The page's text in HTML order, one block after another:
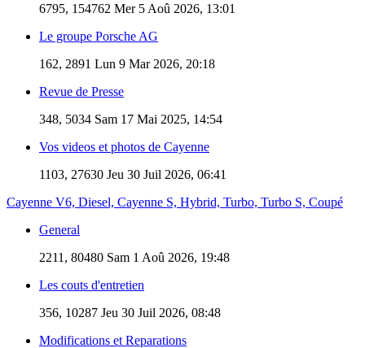
6795, 154762 Mer 5 Aoû 2026, 13:01
Le groupe Porsche AG
162, 2891 Lun 9 Mar 2026, 20:18
Revue de Presse
348, 5034 Sam 17 Mai 2025, 14:54
Vos videos et photos de Cayenne
1103, 27630 Jeu 30 Juil 2026, 06:41
Cayenne V6, Diesel, Cayenne S, Hybrid, Turbo, Turbo S, Coupé
General
2211, 80480 Sam 1 Aoû 2026, 19:48
Les couts d'entretien
356, 10287 Jeu 30 Juil 2026, 08:48
Modifications et Reparations